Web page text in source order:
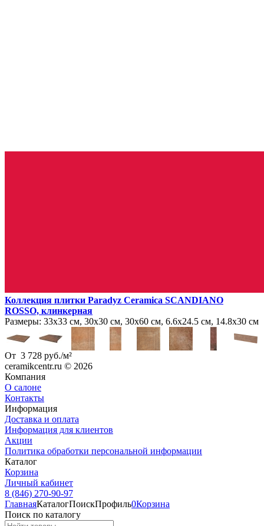
Коллекция плитки Paradyz Ceramica SCANDIANO
ROSSO, клинкерная
Размеры: 33х33 см, 30х30 см, 30х60 см, 6.6х24.5 см, 14.8х30 см
От 3 728 руб./м²
ceramikcentr.ru © 2026
Компания
О салоне
Контакты
Информация
Доставка и оплата
Информация для клиентов
Акции
Политика обработки персональной информации
Каталог
Корзина
Личный кабинет
8 (846) 270-90-97
ГлавнаяКаталогПоискПрофиль0Корзина
Поиск по каталогу